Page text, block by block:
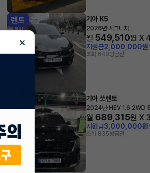
렌트 기아 K5
2026년·시그니처
월 549,510원 X
지원금2,000,000원
조회 640방금전
기아 쏘렌토
2024년· HEV 1.6 2WD 5
월 689,315원 X
지원금3,000,000원
조회 835방금전
×